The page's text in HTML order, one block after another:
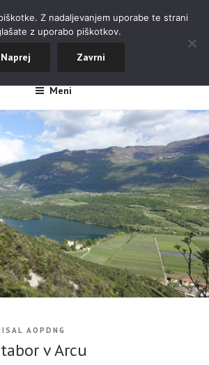
ODSEK NOVA
Meni
AOPDNG
v Arcu
Z nadaljevanjem uporabe te strani
z uporabo piškotkov.
Naprej Zavrni